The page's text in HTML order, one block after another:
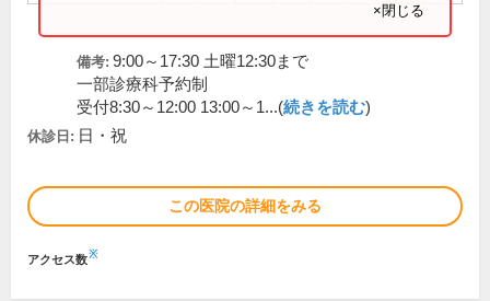
×閉じる
備考: 9:00～17:30 土曜12:30まで
一部診療科予約制
受付8:30～12:00 13:00～1...(続きを読む)
休診日: 日・祝
この医院の詳細をみる
アクセス数※